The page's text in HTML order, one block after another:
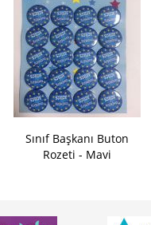
Sınıf Başkanı Buton
Rozeti - Mavi